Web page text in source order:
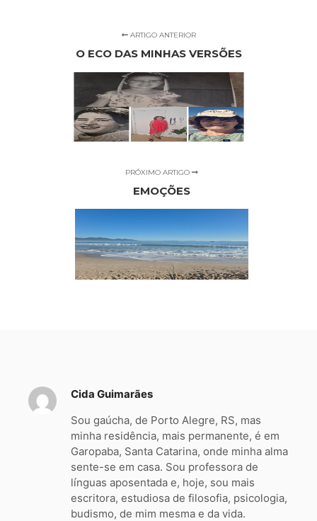
ARTIGO ANTERIOR
O ECO DAS MINHAS VERSÕES
PRÓXIMO ARTIGO
EMOÇÕES
Cida Guimarães
Sou gaúcha, de Porto Alegre, RS, mas
minha residência, mais permanente, é em
Garopaba, Santa Catarina, onde minha alma
sente-se em casa. Sou professora de
línguas aposentada e, hoje, sou mais
escritora, estudiosa de filosofia, psicologia,
budismo, de mim mesma e da vida.